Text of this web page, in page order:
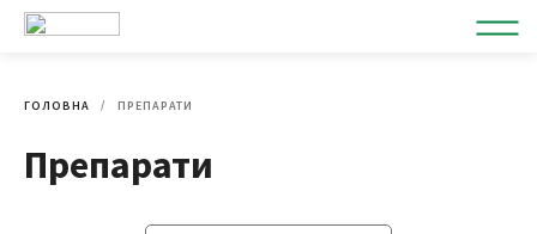
ГОЛОВНА ПРЕПАРАТИ
Препарати